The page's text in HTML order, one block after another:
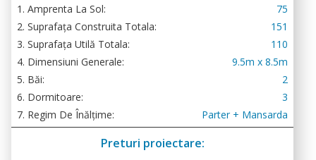
1. Amprenta La Sol:
75
2. Suprafața Construita Totala:
151
3. Suprafața Utilă Totala:
110
4. Dimensiuni Generale:
9.5m x 8.5m
5. Băi:
2
6. Dormitoare:
3
7. Regim De Înălțime:
Parter + Mansarda
Preturi proiectare: